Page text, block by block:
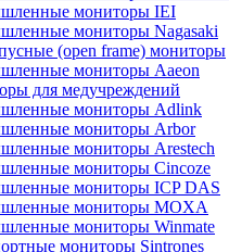
мониторы IEI
мониторы Nagasaki
(open frame) мониторы
мониторы Aaeon
для медучреждений
мониторы Adlink
мониторы Arbor
мониторы Arestech
мониторы Cincoze
мониторы ICP DAS
мониторы MOXA
мониторы Winmate
мониторы Sintrones